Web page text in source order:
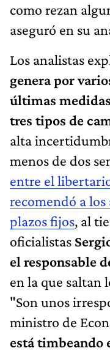
como rezan
aseguró en su
Los analistas
genera por
últimas
tres tipos de
alta
menos de dos
entre el
recomendó a
plazos fijos, al
oficialistas
el responsable
en la que saltan
"Son unos
ministro de
está timbeando